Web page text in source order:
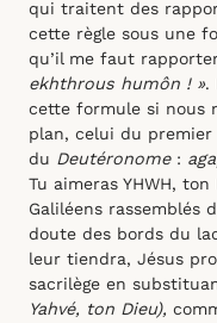
qui traitent des
cette règle sous une
qu’il me faut
ekhthrous humôn ! ».
cette formule si nous
plan, celui du
du Deutéronome:
Tu aimeras YHWH, ton
Galiléens rassemblés
doute des bords du
leur tiendra, Jésus
sacrilège en
Yahvé, ton Dieu),